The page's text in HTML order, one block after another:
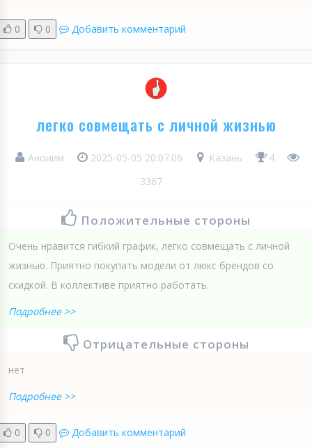
0 0 Добавить комментарий
легко совмещать с личной жизнью
Аноним 2025-05-05 20:07:06 Казань
4
3367
Положительные стороны
Очень нравится гибкий график, легко совмещать с личной
жизнью. Приятно покупать модели от люкс брендов со
скидкой. В коллективе приятно работать.
Подробнее >>
Отрицательные стороны
нет
Подробнее >>
0 0 Добавить комментарий